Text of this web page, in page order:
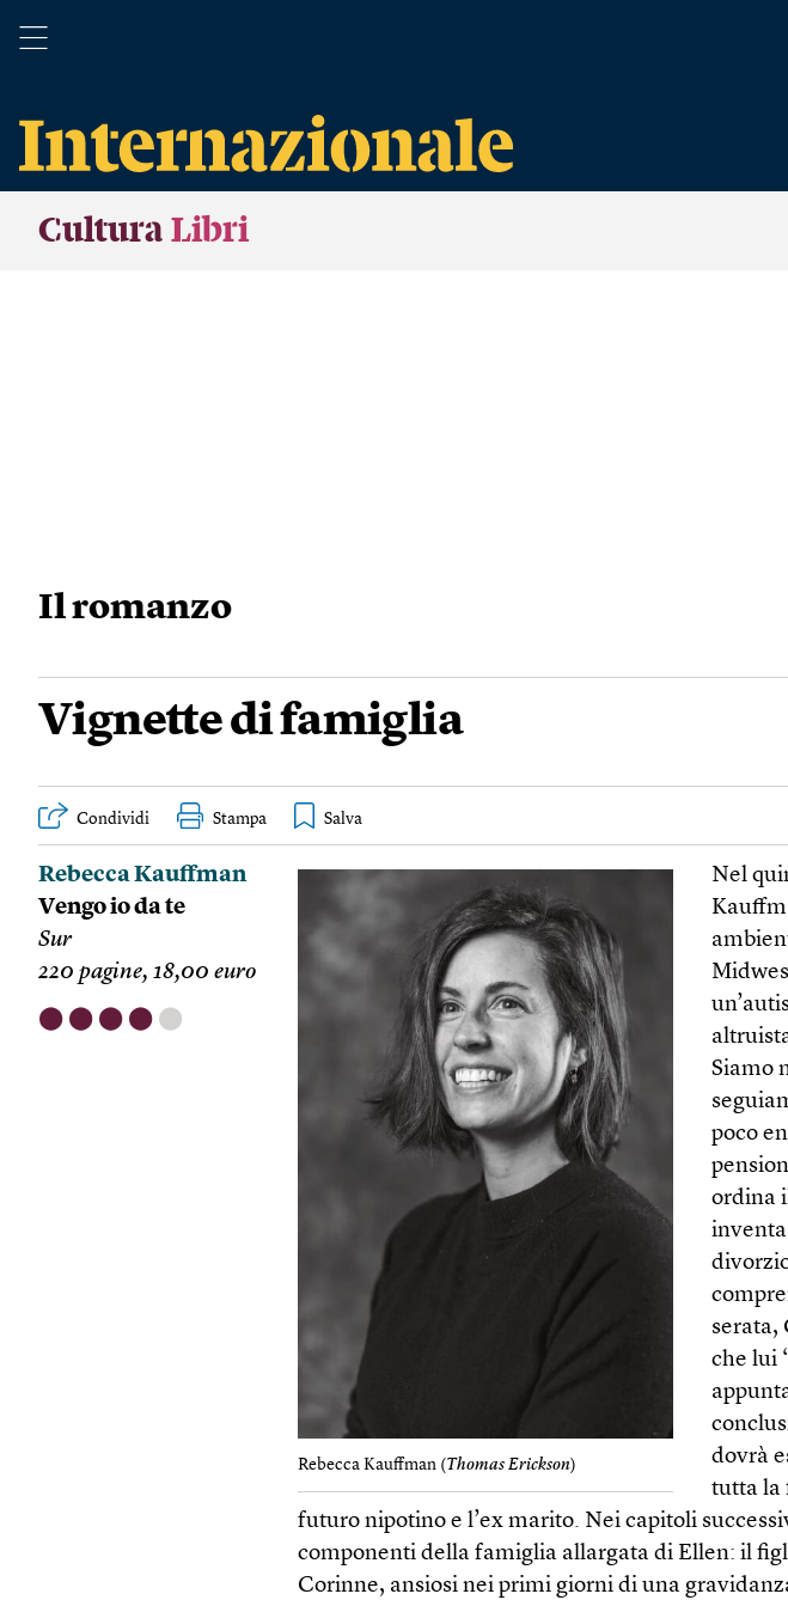
Cultura Libri
Il romanzo
Vignette di famiglia
Condividi Stampa
Rebecca Kauffman
Vengo io da te
Sur
220 pagine, 18,00 euro
⬤ ⬤ ⬤ ⬤ ⬤
Rebecca Kauffman (Thomas Erickson)
Nel
Siamo
poco
ordina
serata,
che lui
dovrà
tutta la
futuro nipotino e l’ex marito. Nei capitoli
componenti della famiglia allargata di Ellen: il
Corinne, ansiosi nei primi giorni di una